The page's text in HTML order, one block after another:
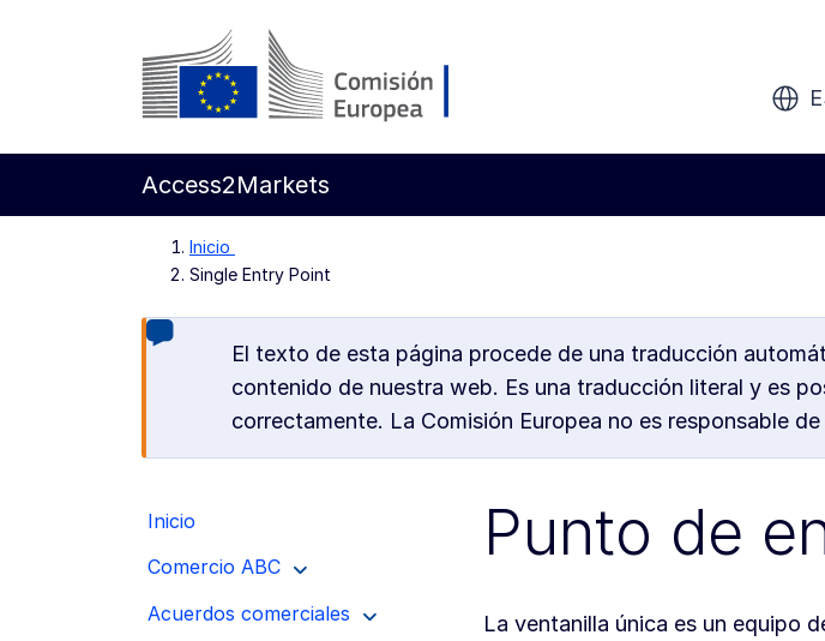
Ir al contenido principal
Access2Markets
Inicio
Single Entry Point
El texto de esta página procede de una traducción
contenido de nuestra web. Es una traducción literal y es
correctamente. La Comisión Europea no es responsable
Inicio
Comercio ABC
Acuerdos comerciales
Punto de
La ventanilla única es un equipo